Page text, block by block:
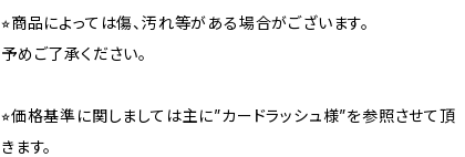
⭐︎商品によっては傷、汚れ等がある場合がございます。
予めご了承ください。
⭐︎価格基準に関しましては主に”カードラッシュ様”を参照させて頂
きます。